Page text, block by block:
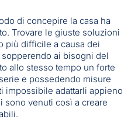
di concepire la casa ha
Trovare le giuste soluzioni
più difficile a causa dei
ai bisogni del
allo stesso tempo un forte
e possedendo misure
impossibile adattarli appieno
sono venuti così a creare